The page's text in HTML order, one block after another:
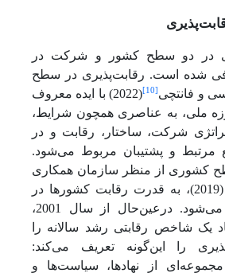
در دو سطح کشور و شرکت در
شده است. رقابت‌پذیری در سطح
و فانتچی [10]
(2022) با ایده معروف
ملی، به عناصری همچون شرایط،
شرکت، ساختار، رقابت و در
مرتبط و پشتیبان مربوط می‌شود.
کشوری از منظر سازمان همکاری
و توسعه اقتصادی (2019)، به قدرت رقابت کشورها در
بازار جهانی تعبیر می‌شود. درعین‌حال از سال 2001،
یک شاخص رقابتی رشد سالانه را
را این‌گونه تعریف می‌کند:
از نهادها، سیاست‌ها و